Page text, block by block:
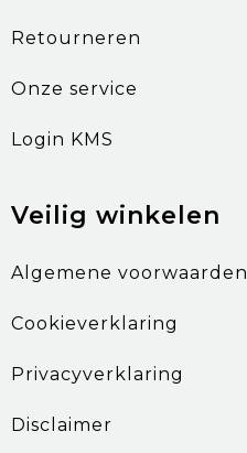
Retourneren
Onze service
Login KMS
Veilig winkelen
Algemene voorwaarden
Cookieverklaring
Privacyverklaring
Disclaimer